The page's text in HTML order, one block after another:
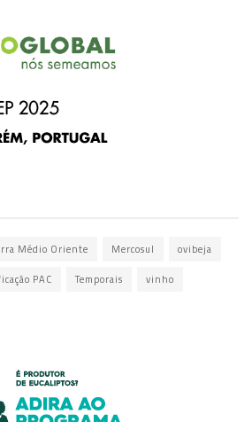
Médio Oriente Mercosul ovibeja
PAC Temporais vinho